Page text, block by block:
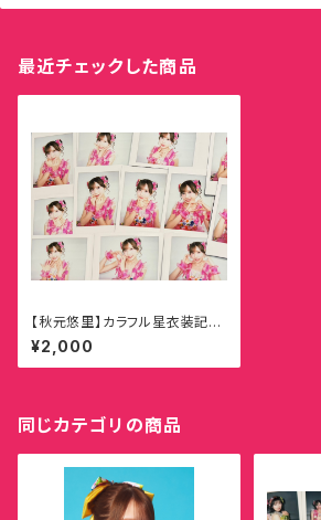
最近チェックした商品
【秋元悠里】カラフル星衣装記念
ランダムチェキ
¥2,000
同じカテゴリの商品